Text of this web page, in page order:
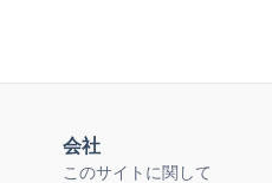
会社
このサイトに関して